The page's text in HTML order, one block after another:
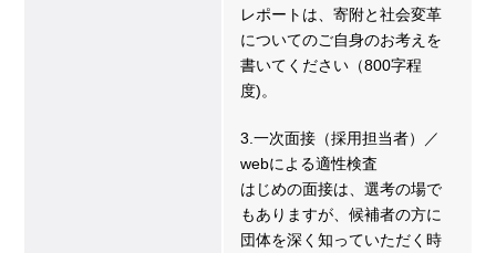
レポートは、寄附と社会変革
についてのご自身のお考えを
書いてください（800字程
度)。
3.一次面接（採用担当者）／
webによる適性検査
はじめの面接は、選考の場で
もありますが、候補者の方に
団体を深く知っていただく時